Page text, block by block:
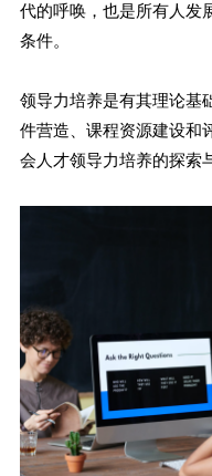
代的呼唤，也是所有人发
条件。
领导力培养是有其理论基
件营造、课程资源建设和
会人才领导力培养的探索